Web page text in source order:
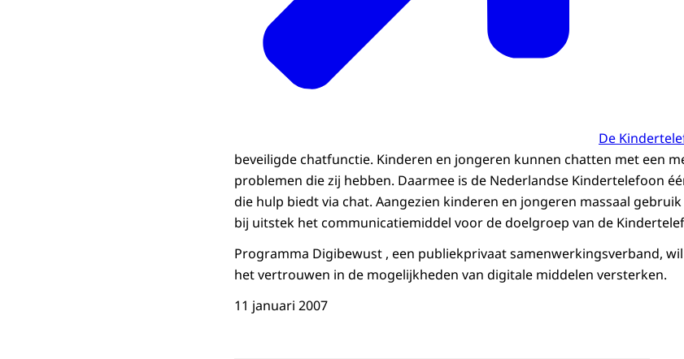
De
beveiligde chatfunctie. Kinderen en jongeren kunnen chatten met een
problemen die zij hebben. Daarmee is de Nederlandse Kindertelefoon
die hulp biedt via chat. Aangezien kinderen en jongeren massaal
bij uitstek het communicatiemiddel voor de doelgroep van de
Programma Digibewust , een publiekprivaat samenwerkingsverband,
het vertrouwen in de mogelijkheden van digitale middelen versterken.
11 januari 2007